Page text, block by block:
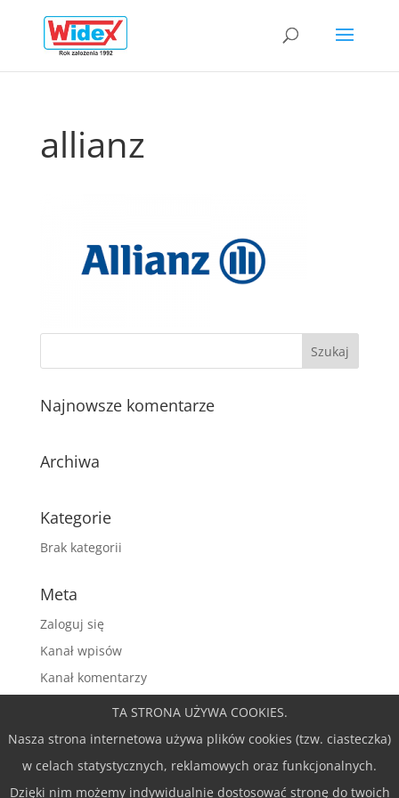
allianz
Najnowsze komentarze
Archiwa
Kategorie
Brak kategorii
Meta
Zaloguj się
Kanał wpisów
Kanał komentarzy
WordPress.orgTA STRONA UŻYWA COOKIES.
Nasza strona internetowa używa plików cookies (tzw. ciasteczka)
w celach statystycznych, reklamowych oraz funkcjonalnych.
Dzięki nim możemy indywidualnie dostosować stronę do twoich